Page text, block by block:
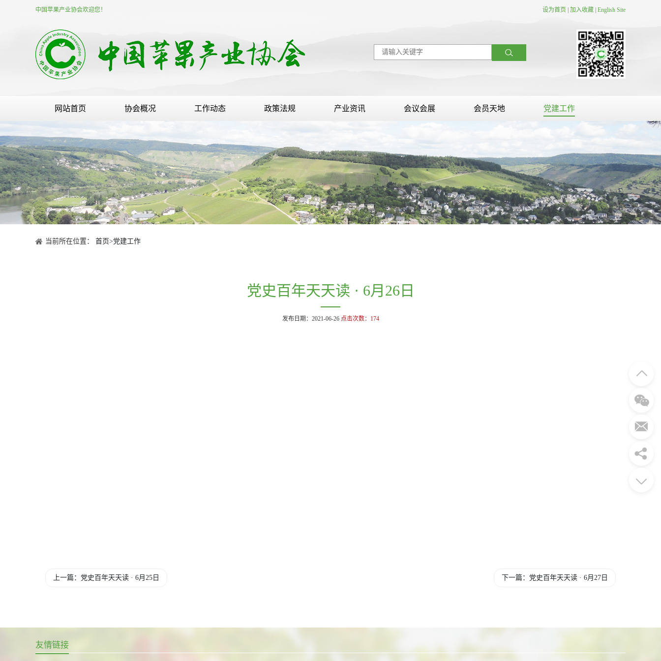
中国苹果产业协会欢迎您！ 设为首页 加入收藏 English Site
网站首页 协会概况 工作动态 政策法规 产业资讯 会议会展 会员天地 党建工作
当前所在位置： 首页>党建工作
党史百年天天读 · 6月26日
发布日期：2021-06-26 点击次数： 174
上一篇：党史百年天天读 · 6月25日 下一篇：党史百年天天读 · 6月27日
友情链接